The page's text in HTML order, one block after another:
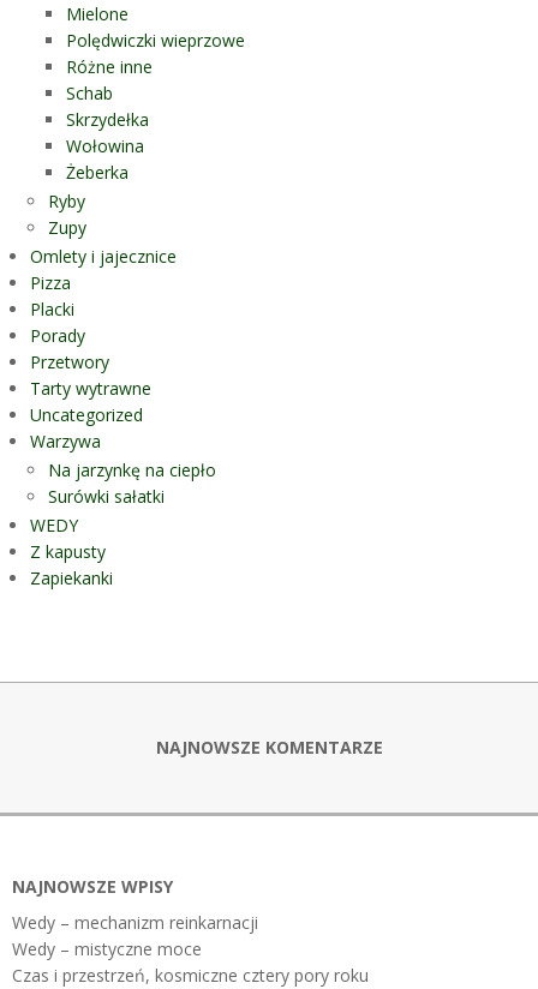
Mielone
Polędwiczki wieprzowe
Różne inne
Schab
Skrzydełka
Wołowina
Żeberka
Ryby
Zupy
Omlety i jajecznice
Pizza
Placki
Porady
Przetwory
Tarty wytrawne
Uncategorized
Warzywa
Na jarzynkę na ciepło
Surówki sałatki
WEDY
Z kapusty
Zapiekanki
NAJNOWSZE KOMENTARZE
NAJNOWSZE WPISY
Wedy – mechanizm reinkarnacji
Wedy – mistyczne moce
Czas i przestrzeń, kosmiczne cztery pory roku